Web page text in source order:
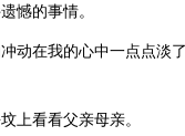
憾的事情。
动在我的心中一点点淡
上看看父亲母亲。